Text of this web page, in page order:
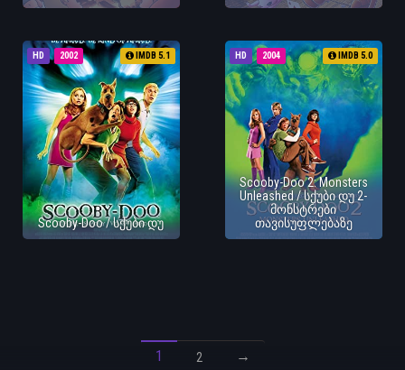
HD 2002 IMDB 5.1
Scooby-Doo / სქუბი დუ
HD 2004 IMDB 5.0
Scooby-Doo 2: Monsters
Unleashed / სქუბი დუ 2-
მონსტრები
თავისუფლებაზე
1 2 →